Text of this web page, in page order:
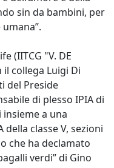
sin da bambini, per
(IITCG "V. DE
il collega Luigi Di
del Preside
di plesso IPIA di
a una
della classe V, sezioni
che ha declamato
verdi” di Gino